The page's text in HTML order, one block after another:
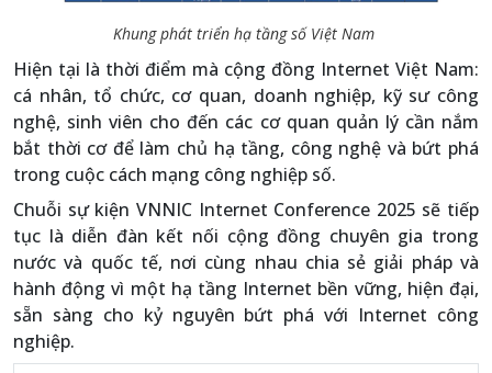
Khung phát triển hạ tầng số Việt Nam
Hiện tại là thời điểm mà cộng đồng Internet Việt Nam:
cá nhân, tổ chức, cơ quan, doanh nghiệp, kỹ sư công
nghệ, sinh viên cho đến các cơ quan quản lý cần nắm
bắt thời cơ để làm chủ hạ tầng, công nghệ và bứt phá
trong cuộc cách mạng công nghiệp số.
Chuỗi sự kiện VNNIC Internet Conference 2025 sẽ tiếp
tục là diễn đàn kết nối cộng đồng chuyên gia trong
nước và quốc tế, nơi cùng nhau chia sẻ giải pháp và
hành động vì một hạ tầng Internet bền vững, hiện đại,
sẵn sàng cho kỷ nguyên bứt phá với Internet công
nghiệp.